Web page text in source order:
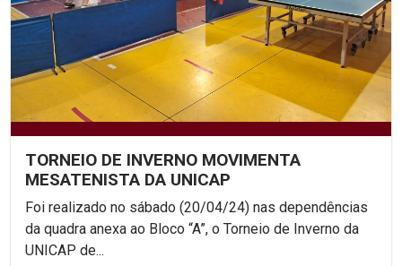
TORNEIO DE INVERNO MOVIMENTA
MESATENISTA DA UNICAP
Foi realizado no sábado (20/04/24) nas dependências
da quadra anexa ao Bloco “A”, o Torneio de Inverno da
UNICAP de...